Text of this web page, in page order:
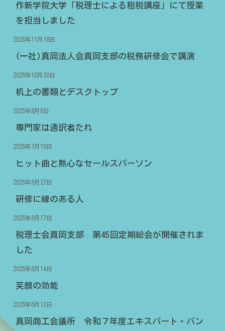
作新学院大学「税理士による租税講座」にて授業
を担当しました
2025年11月18日
(一社)真岡法人会真岡支部の税務研修会で講演
2025年10月30日
机上の書類とデスクトップ
2025年8月6日
専門家は通訳者たれ
2025年7月10日
ヒット曲と熱心なセールスパーソン
2025年6月27日
研修に縁のある人
2025年6月17日
税理士会真岡支部 第45回定期総会が開催されま
した
2025年6月14日
笑顔の効能
2025年6月12日
真岡商工会議所 令和７年度エキスパート・バン